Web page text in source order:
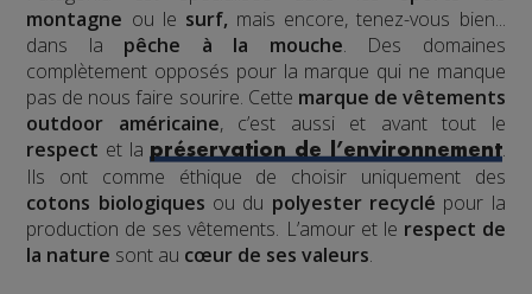
montagne ou le surf, mais encore, tenez-vous bien...
dans la pêche à la mouche. Des domaines
complètement opposés pour la marque qui ne manque
pas de nous faire sourire. Cette marque de vêtements
outdoor américaine, c’est aussi et avant tout le
respect et lapréservation de l’environnement.
Ils ont comme éthique de choisir uniquement des
cotons biologiques ou du polyester recyclé pour la
production de ses vêtements. L’amour et le respect de
la nature sont au cœur de ses valeurs.